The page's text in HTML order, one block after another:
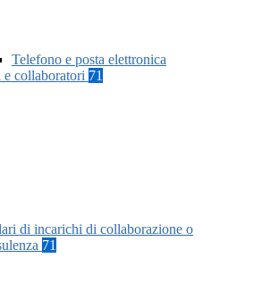
Telefono e posta elettronica
e collaboratori 71
di incarichi di collaborazione o
71